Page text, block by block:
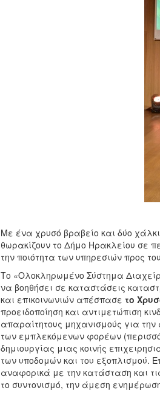
Με ένα χρυσό βραβείο και δύο
θωρακίζουν το Δήμο Ηρακλείου σε
την ποιότητα των υπηρεσιών προς
Το «Ολοκληρωμένο Σύστημα
να βοηθήσει σε καταστάσεις
και επικοινωνιών απέσπασε το
προειδοποίηση και αντιμετώπιση
απαραίτητους μηχανισμούς για
των εμπλεκόμενων φορέων
δημιουργίας μιας κοινής
των υποδομών και του εξοπλισμού.
αναφορικά με την κατάσταση και
το συντονισμό, την άμεση